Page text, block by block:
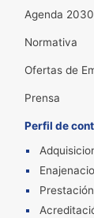
Agenda
Normativa
Ofertas de
Prensa
Perfil de